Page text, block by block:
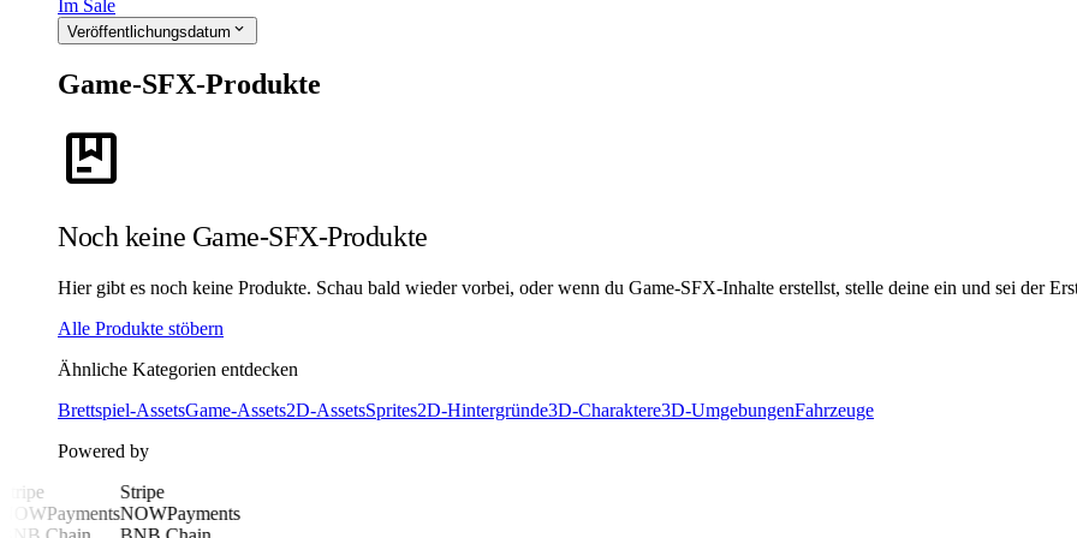
Im Sale
Veröffentlichungsdatum expand_more
Game-SFX-Produkte
package
Noch keine Game-SFX-Produkte
Hier gibt es noch keine Produkte. Schau bald wieder vorbei, oder wenn du Game-SFX-Inhalte erstellst, stelle deine ein und sei der
Alle Produkte stöbern
Ähnliche Kategorien entdecken
Brettspiel-AssetsGame-Assets2D-AssetsSprites2D-Hintergründe3D-Charaktere3D-UmgebungenFahrzeuge
Powered by
Stripe
NOWPayments